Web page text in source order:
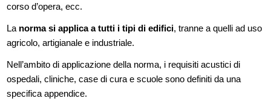
corso d’opera, ecc.
La norma si applica a tutti i tipi di edifici, tranne a quelli ad uso
agricolo, artigianale e industriale.
Nell’ambito di applicazione della norma, i requisiti acustici di
ospedali, cliniche, case di cura e scuole sono definiti da una
specifica appendice.